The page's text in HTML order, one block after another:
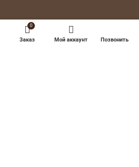
0
Заказ Мой аккаунт Позвонить